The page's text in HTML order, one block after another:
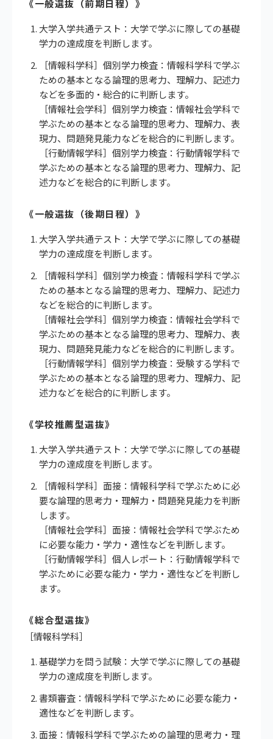
《一般選抜（前期日程）》
大学入学共通テスト：大学で学ぶに際しての基礎
学力の達成度を判断します。
［情報科学科］個別学力検査：情報科学科で学ぶ
ための基本となる論理的思考力、理解力、記述力
などを多面的・総合的に判断します。
［情報社会学科］個別学力検査：情報社会学科で
学ぶための基本となる論理的思考力、理解力、表
現力、問題発見能力などを総合的に判断します。
［行動情報学科］個別学力検査：行動情報学科で
学ぶための基本となる論理的思考力、理解力、記
述力などを総合的に判断します。
《一般選抜（後期日程）》
大学入学共通テスト：大学で学ぶに際しての基礎
学力の達成度を判断します。
［情報科学科］個別学力検査：情報科学科で学ぶ
ための基本となる論理的思考力、理解力、記述力
などを総合的に判断します。
［情報社会学科］個別学力検査：情報社会学科で
学ぶための基本となる論理的思考力、理解力、表
現力、問題発見能力などを総合的に判断します。
［行動情報学科］個別学力検査：受験する学科で
学ぶための基本となる論理的思考力、理解力、記
述力などを総合的に判断します。
《学校推薦型選抜》
大学入学共通テスト：大学で学ぶに際しての基礎
学力の達成度を判断します。
［情報科学科］面接：情報科学科で学ぶために必
要な論理的思考力・理解力・問題発見能力を判断
します。
［情報社会学科］面接：情報社会学科で学ぶため
に必要な能力・学力・適性などを判断します。
［行動情報学科］個人レポート：行動情報学科で
学ぶために必要な能力・学力・適性などを判断し
ます。
《総合型選抜》
［情報科学科］
基礎学力を問う試験：大学で学ぶに際しての基礎
学力の達成度を判断します。
書類審査：情報科学科で学ぶために必要な能力・
適性などを判断します。
面接：情報科学科で学ぶための論理的思考力・理